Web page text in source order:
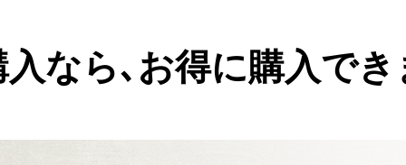
入なら､お得に購入でき